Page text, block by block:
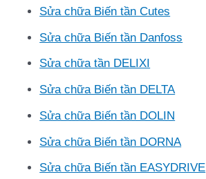
Sửa chữa Biến tần Cutes
Sửa chữa Biến tần Danfoss
Sửa chữa tần DELIXI
Sửa chữa Biến tần DELTA
Sửa chữa Biến tần DOLIN
Sửa chữa Biến tần DORNA
Sửa chữa Biến tần EASYDRIVE